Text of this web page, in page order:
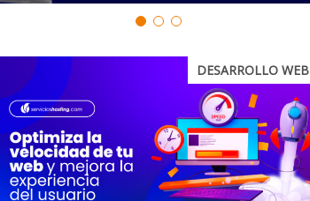
DESARROLLO WEB